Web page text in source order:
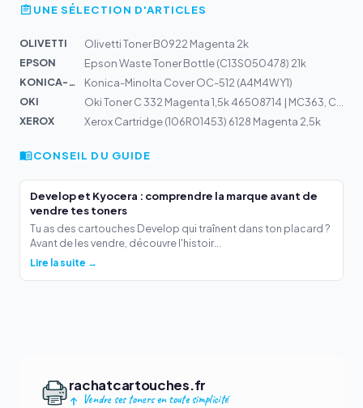
UNE SÉLECTION D'ARTICLES
OLIVETTI
Olivetti Toner B0922 Magenta 2k
EPSON
Epson Waste Toner Bottle (C13S050478) 21k
KONICA-MIN...
Konica-Minolta Cover OC-512 (A4M4WY1)
OKI
XEROX
Xerox Cartridge (106R01453) 6128 Magenta 2,5k
CONSEIL DU GUIDE
Develop et Kyocera : comprendre la marque avant de
vendre tes toners
Tu as des cartouches Develop qui traînent dans ton placard ?
Avant de les vendre, découvre l'histoir...
Lire la suite →
rachatcartouches.fr
Vendre ses toners en toute simplicité